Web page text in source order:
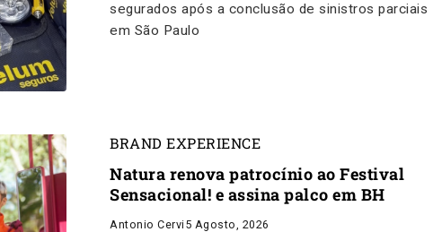
segurados após a conclusão de sinistros parciais
em São Paulo
BRAND EXPERIENCE
Natura renova patrocínio ao Festival
Sensacional! e assina palco em BH
Antonio Cervi 5 Agosto, 2026